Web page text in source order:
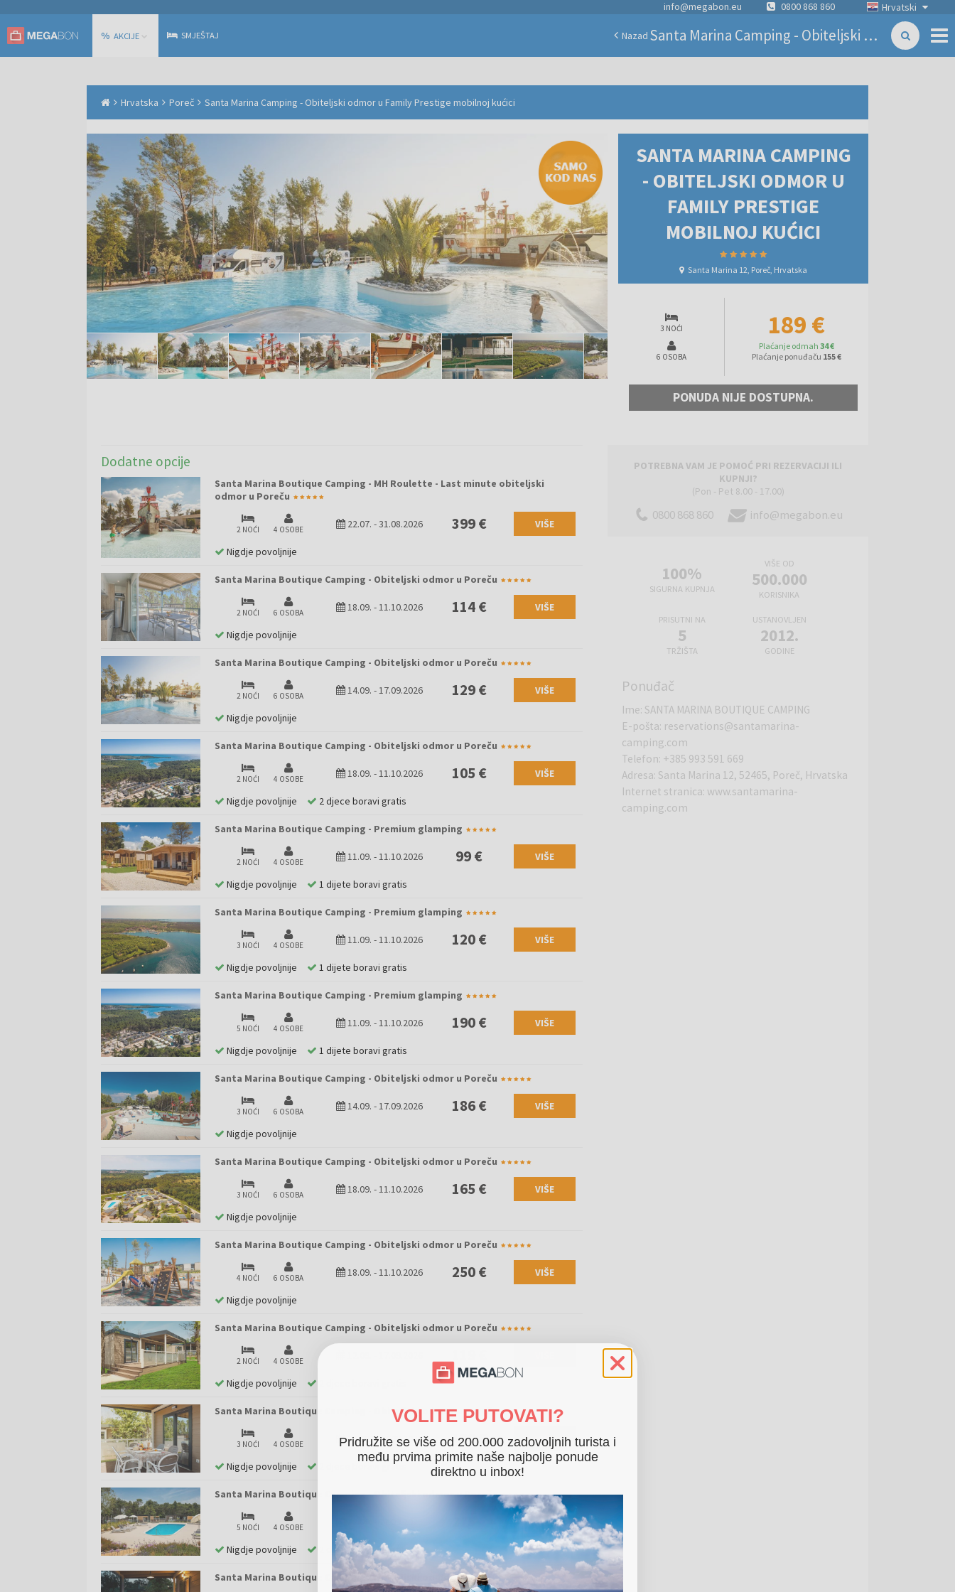
Hrvatski
info@megabon.eu 0800 868 860
% AKCIJE SMJEŠTAJ Nazad Santa Marina Camping - Obiteljski odmor u Family Prestige mobilnoj kućici
Hrvatska Poreč Santa Marina Camping - Obiteljski odmor u Family Prestige mobilnoj kućici
SANTA MARINA CAMPING
- OBITELJSKI ODMOR U
FAMILY PRESTIGE
MOBILNOJ KUĆICI
Santa Marina 12, Poreč, Hrvatska
3 NOĆI
6 OSOBA
189 €
Plaćanje odmah 34 €
Plaćanje ponuđaču 155 €
PONUDA NIJE DOSTUPNA.
Dodatne opcije
Santa Marina Boutique Camping - MH Roulette - Last minute obiteljski
odmor u Poreču
2 NOĆI 4 OSOBE 22.07. -31.08.2026 399 € VIŠE
Nigdje povoljnije
Santa Marina Boutique Camping - Obiteljski odmor u Poreču
2 NOĆI 6 OSOBA 18.09. -11.10.2026 114 € VIŠE
Nigdje povoljnije
Santa Marina Boutique Camping - Obiteljski odmor u Poreču
2 NOĆI 6 OSOBA 14.09. -17.09.2026 129 € VIŠE
Nigdje povoljnije
Santa Marina Boutique Camping - Obiteljski odmor u Poreču
2 NOĆI 4 OSOBE 18.09. -11.10.2026 105 € VIŠE
Nigdje povoljnije 2 djece boravi gratis
Santa Marina Boutique Camping - Premium glamping
2 NOĆI 4 OSOBE 11.09. -11.10.2026 99 € VIŠE
Nigdje povoljnije 1 dijete boravi gratis
Santa Marina Boutique Camping - Premium glamping
3 NOĆI 4 OSOBE 11.09. -11.10.2026 120 € VIŠE
Nigdje povoljnije 1 dijete boravi gratis
Santa Marina Boutique Camping - Premium glamping
5 NOĆI 4 OSOBE 11.09. -11.10.2026 190 € VIŠE
Nigdje povoljnije 1 dijete boravi gratis
Santa Marina Boutique Camping - Obiteljski odmor u Poreču
3 NOĆI 6 OSOBA 14.09. -17.09.2026 186 € VIŠE
Nigdje povoljnije
Santa Marina Boutique Camping - Obiteljski odmor u Poreču
3 NOĆI 6 OSOBA 18.09. -11.10.2026 165 € VIŠE
Nigdje povoljnije
Santa Marina Boutique Camping - Obiteljski odmor u Poreču
4 NOĆI 6 OSOBA 18.09. -11.10.2026 250 € VIŠE
Nigdje povoljnije
Santa Marina Boutique Camping - Obiteljski odmor u Poreču
2 NOĆI 4 OSOBE
Nigdje povoljnije
Santa Marina Boutique Camping - Obiteljski odmor u Poreču
3 NOĆI 4 OSOBE 12.09.-17.09.2026 170 € VIŠE
Nigdje povoljnije 2 djece boravi gratis
Santa Marina Boutique Camping - Obiteljski odmor u Poreču
5 NOĆI 4 OSOBE VIŠE
Nigdje povoljnije 2 djece boravi gratis
Santa Marina Boutique Camping - Obiteljski odmor u Poreču
POTREBNA VAM JE POMOĆ PRI REZERVACIJI ILI
KUPNJI?
(Pon - Pet 8.00 - 17.00)
0800 868 860 info@megabon.eu
100%
SIGURNA KUPNJA
VIŠE OD
500.000
KORISNIKA
PRISUTNI NA
5
TRŽIŠTA
USTANOVLJEN
2012.
GODINE
Ponuđač
Ime: SANTA MARINA BOUTIQUE CAMPING
E-pošta: reservations@santamarina-
camping.com
Telefon: +385 993 591 669
Adresa: Santa Marina 12, 52465, Poreč, Hrvatska
Internet stranica: www.santamarina-
camping.com
VOLITE PUTOVATI?
Pridružite se više od 200.000 zadovoljnih turista i
među prvima primite naše najbolje ponude
direktno u inbox!